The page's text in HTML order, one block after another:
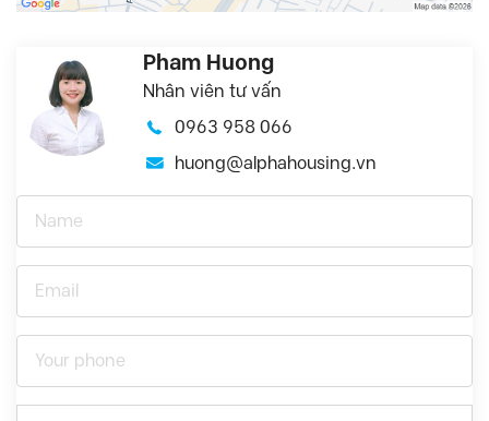
Pham Huong
Nhân viên tư vấn
0963 958 066
huong@alphahousing.vn